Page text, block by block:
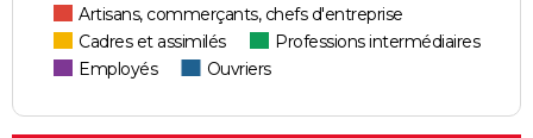
Artisans, commerçants, chefs d'entreprise
Cadres et assimilés
Professions intermédiaires
Employés
Ouvriers